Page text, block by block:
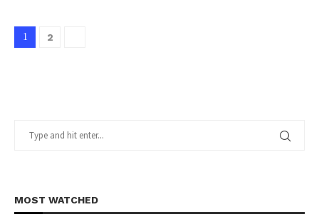
1 2
MOST WATCHED